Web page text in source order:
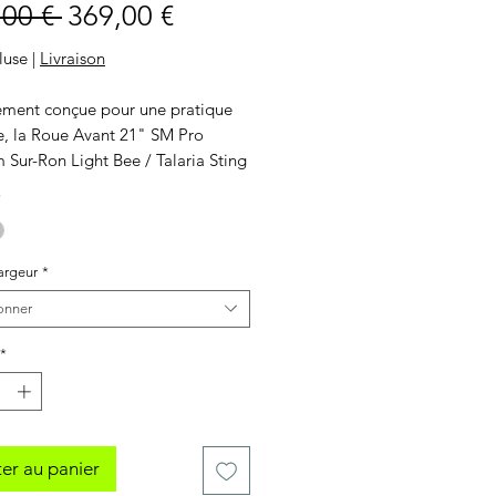
€ Prix
original
369,00 €Prix
| Livraison
conçue pour une pratique
la Roue Avant 21" SM Pro
Sur-Ron Light Bee / Talaria Sting
personnaliser ta jante, contacte-
moyeu - rayons & têtes)
*
*
au panier